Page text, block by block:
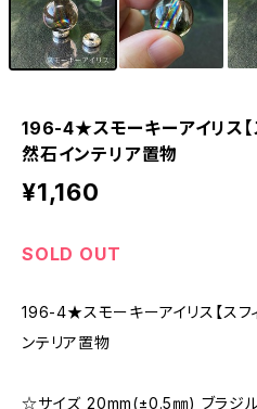
196-4★スモーキーアイリス【
然石インテリア置物
¥1,160
SOLD OUT
196-4★スモーキーアイリス【スフ
ンテリア置物
☆サイズ 20mm(±0.5㎜) ブラジ